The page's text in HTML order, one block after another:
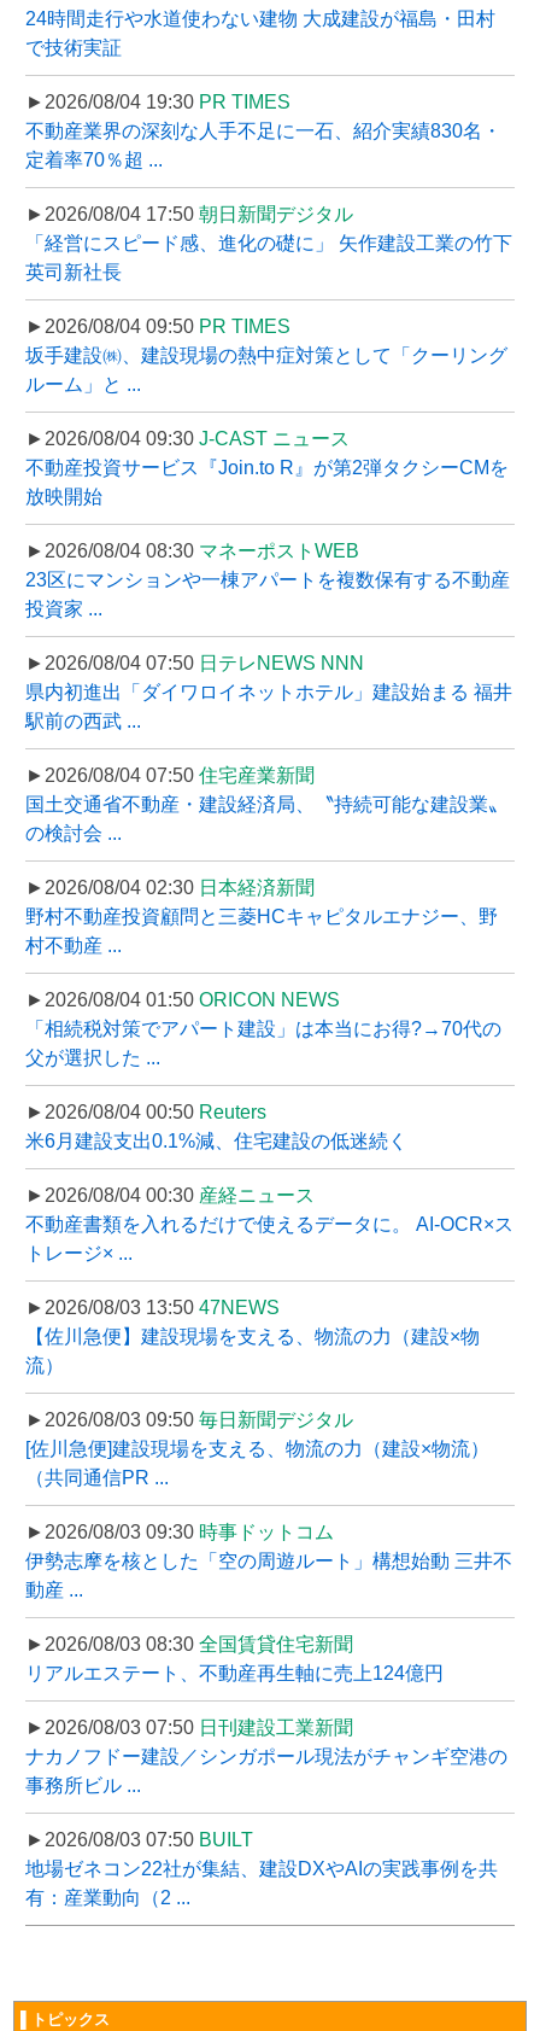
24時間走行や水道使わない建物 大成建設が福島・田村
で技術実証
►2026/08/04 19:30 PR TIMES
不動産業界の深刻な人手不足に一石、紹介実績830名・
定着率70％超 ...
►2026/08/04 17:50 朝日新聞デジタル
「経営にスピード感、進化の礎に」 矢作建設工業の竹下
英司新社長
►2026/08/04 09:50 PR TIMES
坂手建設㈱、建設現場の熱中症対策として「クーリング
ルーム」と ...
►2026/08/04 09:30 J-CAST ニュース
不動産投資サービス『Join.to R』が第2弾タクシーCMを
放映開始
►2026/08/04 08:30 マネーポストWEB
23区にマンションや一棟アパートを複数保有する不動産
投資家 ...
►2026/08/04 07:50 日テレNEWS NNN
県内初進出「ダイワロイネットホテル」建設始まる 福井
駅前の西武 ...
►2026/08/04 07:50 住宅産業新聞
国土交通省不動産・建設経済局、〝持続可能な建設業〟
の検討会 ...
►2026/08/04 02:30 日本経済新聞
野村不動産投資顧問と三菱HCキャピタルエナジー、野
村不動産 ...
►2026/08/04 01:50 ORICON NEWS
「相続税対策でアパート建設」は本当にお得?→70代の
父が選択した ...
►2026/08/04 00:50 Reuters
米6月建設支出0.1%減、住宅建設の低迷続く
►2026/08/04 00:30 産経ニュース
不動産書類を入れるだけで使えるデータに。 AI-OCR×ス
トレージ× ...
►2026/08/03 13:50 47NEWS
【佐川急便】建設現場を支える、物流の力（建設×物
流）
►2026/08/03 09:50 毎日新聞デジタル
[佐川急便]建設現場を支える、物流の力（建設×物流）
（共同通信PR ...
►2026/08/03 09:30 時事ドットコム
伊勢志摩を核とした「空の周遊ルート」構想始動 三井不
動産 ...
►2026/08/03 08:30 全国賃貸住宅新聞
リアルエステート、不動産再生軸に売上124億円
►2026/08/03 07:50 日刊建設工業新聞
ナカノフドー建設／シンガポール現法がチャンギ空港の
事務所ビル ...
►2026/08/03 07:50 BUILT
地場ゼネコン22社が集結、建設DXやAIの実践事例を共
有：産業動向（2 ...
▌トピックス